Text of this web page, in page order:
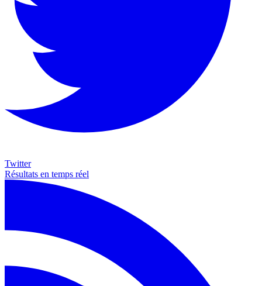
Twitter
Résultats en temps réel